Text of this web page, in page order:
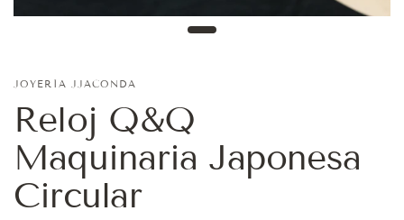
JOYERÍA JJACONDA
Reloj Q&Q
Maquinaria Japonesa
Circular